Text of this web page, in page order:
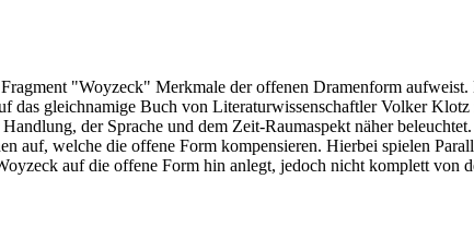
"Woyzeck" Merkmale der offenen Dramenform
das gleichnamige Buch von Literaturwissenschaftler Volker
der Sprache und dem Zeit-Raumaspekt näher
auf, welche die offene Form kompensieren. Hierbei spielen
auf die offene Form hin anlegt, jedoch nicht komplett